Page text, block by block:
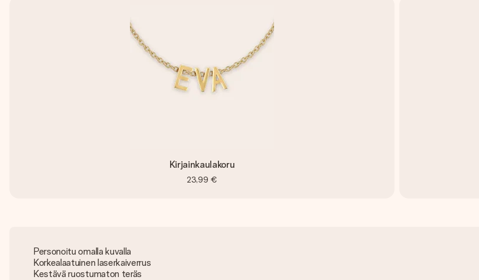
Kirjainkaulakoru
23,99 €
Personoitu omalla kuvalla
Korkealaatuinen laserkaiverrus
Kestävä ruostumaton teräs